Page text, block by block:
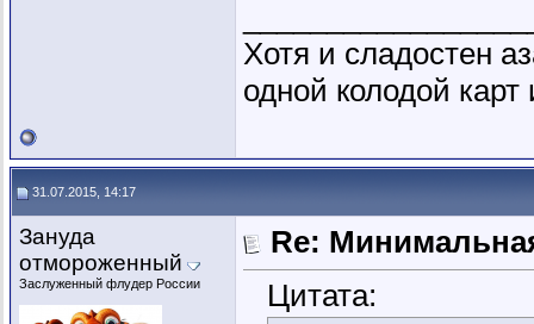
Хотя и сладостен
одной колодой
31.07.2015, 14:17
Зануда
отмороженный
Заслуженный флудер России
Re:
Цитата: